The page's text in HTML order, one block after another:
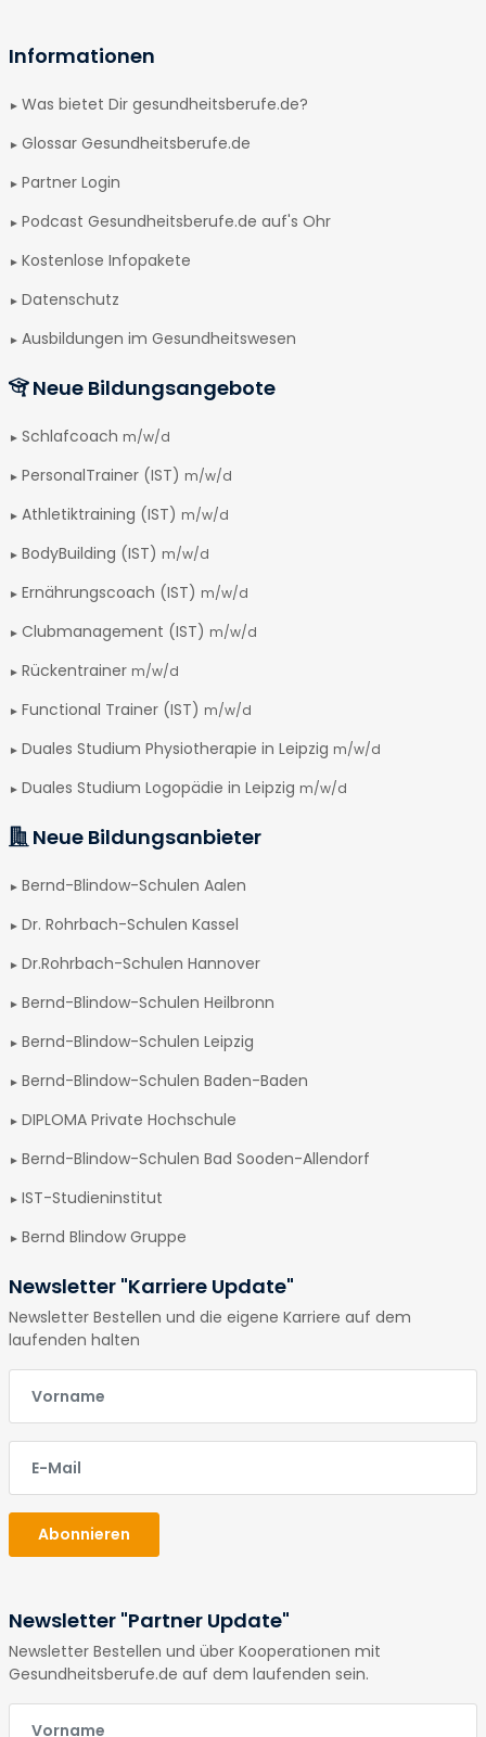
Informationen
Was bietet Dir gesundheitsberufe.de?
Glossar Gesundheitsberufe.de
Partner Login
Podcast Gesundheitsberufe.de auf's Ohr
Kostenlose Infopakete
Datenschutz
Ausbildungen im Gesundheitswesen
Neue Bildungsangebote
Schlafcoach m/w/d
PersonalTrainer (IST) m/w/d
Athletiktraining (IST) m/w/d
BodyBuilding (IST) m/w/d
Ernährungscoach (IST) m/w/d
Clubmanagement (IST) m/w/d
Rückentrainer m/w/d
Functional Trainer (IST) m/w/d
Duales Studium Physiotherapie in Leipzig m/w/d
Duales Studium Logopädie in Leipzig m/w/d
Neue Bildungsanbieter
Bernd-Blindow-Schulen Aalen
Dr. Rohrbach-Schulen Kassel
Dr.Rohrbach-Schulen Hannover
Bernd-Blindow-Schulen Heilbronn
Bernd-Blindow-Schulen Leipzig
Bernd-Blindow-Schulen Baden-Baden
DIPLOMA Private Hochschule
Bernd-Blindow-Schulen Bad Sooden-Allendorf
IST-Studieninstitut
Bernd Blindow Gruppe
Newsletter "Karriere Update"
Newsletter Bestellen und die eigene Karriere auf dem
laufenden halten
Abonnieren
Newsletter "Partner Update"
Newsletter Bestellen und über Kooperationen mit
Gesundheitsberufe.de auf dem laufenden sein.